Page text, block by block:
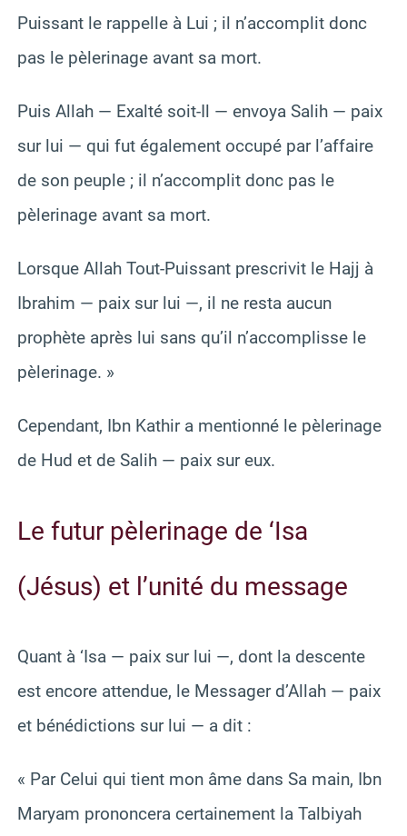
Puissant le rappelle à Lui ; il n’accomplit donc
pas le pèlerinage avant sa mort.
Puis Allah — Exalté soit-Il — envoya Salih — paix
sur lui — qui fut également occupé par l’affaire
de son peuple ; il n’accomplit donc pas le
pèlerinage avant sa mort.
Lorsque Allah Tout-Puissant prescrivit le Hajj à
Ibrahim — paix sur lui —, il ne resta aucun
prophète après lui sans qu’il n’accomplisse le
pèlerinage. »
Cependant, Ibn Kathir a mentionné le pèlerinage
de Hud et de Salih — paix sur eux.
Le futur pèlerinage de ‘Isa
(Jésus) et l’unité du message
Quant à ‘Isa — paix sur lui —, dont la descente
est encore attendue, le Messager d’Allah — paix
et bénédictions sur lui — a dit :
« Par Celui qui tient mon âme dans Sa main, Ibn
Maryam prononcera certainement la Talbiyah